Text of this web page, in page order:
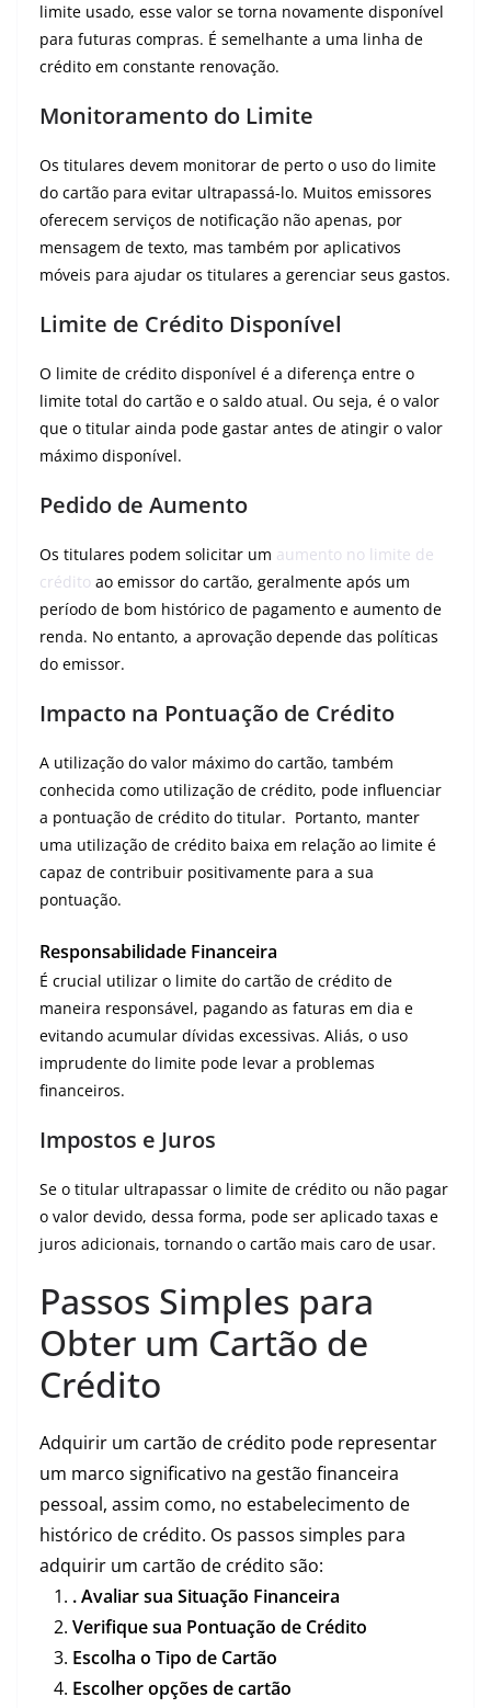
limite usado, esse valor se torna novamente disponível
para futuras compras. É semelhante a uma linha de
crédito em constante renovação.
Monitoramento do Limite
Os titulares devem monitorar de perto o uso do limite
do cartão para evitar ultrapassá-lo. Muitos emissores
oferecem serviços de notificação não apenas, por
mensagem de texto, mas também por aplicativos
móveis para ajudar os titulares a gerenciar seus gastos.
Limite de Crédito Disponível
O limite de crédito disponível é a diferença entre o
limite total do cartão e o saldo atual. Ou seja, é o valor
que o titular ainda pode gastar antes de atingir o valor
máximo disponível.
Pedido de Aumento
Os titulares podem solicitar um aumento no limite de
crédito ao emissor do cartão, geralmente após um
período de bom histórico de pagamento e aumento de
renda. No entanto, a aprovação depende das políticas
do emissor.
Impacto na Pontuação de Crédito
A utilização do valor máximo do cartão, também
conhecida como utilização de crédito, pode influenciar
a pontuação de crédito do titular. Portanto, manter
uma utilização de crédito baixa em relação ao limite é
capaz de contribuir positivamente para a sua
pontuação.
Responsabilidade Financeira
É crucial utilizar o limite do cartão de crédito de
maneira responsável, pagando as faturas em dia e
evitando acumular dívidas excessivas. Aliás, o uso
imprudente do limite pode levar a problemas
financeiros.
Impostos e Juros
Se o titular ultrapassar o limite de crédito ou não pagar
o valor devido, dessa forma, pode ser aplicado taxas e
juros adicionais, tornando o cartão mais caro de usar.
Passos Simples para
Obter um Cartão de
Crédito
Adquirir um cartão de crédito pode representar
um marco significativo na gestão financeira
pessoal, assim como, no estabelecimento de
histórico de crédito. Os passos simples para
adquirir um cartão de crédito são:
. Avaliar sua Situação Financeira
Verifique sua Pontuação de Crédito
Escolha o Tipo de Cartão
Escolher opções de cartão